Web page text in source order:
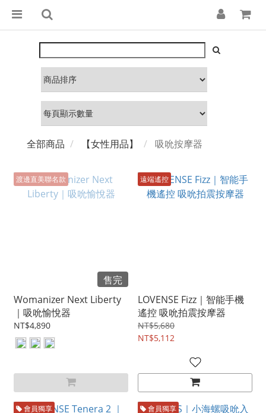
全部商品 【女性用品】 吸吮按摩器
渡邊直美聯名款
售完
Womanizer Next Liberty
｜吸吮愉悅器
NT$4,890
遠端遙控
LOVENSE Fizz｜智能手機
遙控 吸吮拍震按摩器
NT$5,680
NT$5,112
會員獨享 會員獨享